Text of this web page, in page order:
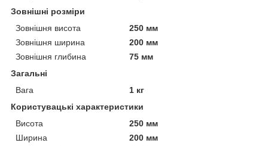
Зовнішні розміри
Зовнішня висота
250 мм
Зовнішня ширина
200 мм
Зовнішня глибина
75 мм
Загальні
Вага
1 кг
Користувацькі характеристики
Висота
250 мм
Ширина
200 мм